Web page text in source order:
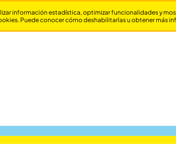
información estadística, optimizar funcionalidades y
Puede conocer cómo deshabilitarlas u obtener más